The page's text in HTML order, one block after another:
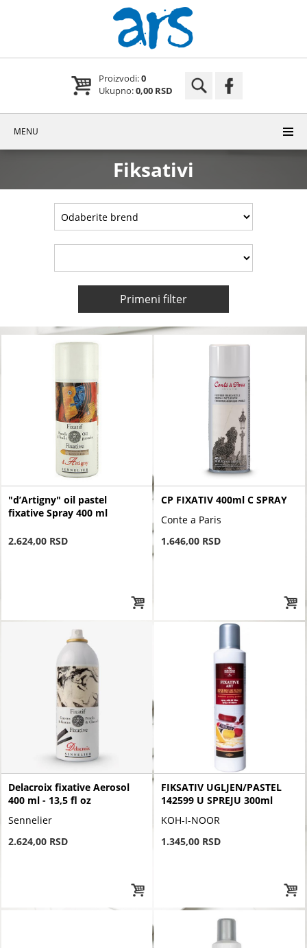
Proizvodi:0
Ukupno:0,00 RSD
MENU
Fiksativi
"d’Artigny" oil pastel
fixative Spray 400 ml
2.624,00 RSD
CP FIXATIV 400ml C SPRAY
Conte a Paris
1.646,00 RSD
Delacroix fixative Aerosol
400 ml - 13,5 fl oz
Sennelier
2.624,00 RSD
FIKSATIV UGLJEN/PASTEL
142599 U SPREJU 300ml
KOH-I-NOOR
1.345,00 RSD